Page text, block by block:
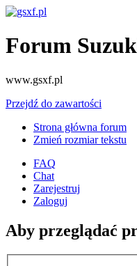
Forum
www.gsxf.pl
Przejdź do zawartości
Strona główna forum
Zmień rozmiar tekstu
FAQ
Chat
Zarejestruj
Zaloguj
Aby przeglądać